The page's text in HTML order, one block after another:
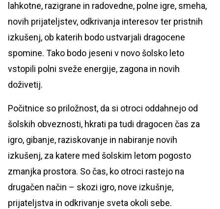
lahkotne, razigrane in radovedne, polne igre, smeha,
novih prijateljstev, odkrivanja interesov ter pristnih
izkušenj, ob katerih bodo ustvarjali dragocene
spomine. Tako bodo jeseni v novo šolsko leto
vstopili polni sveže energije, zagona in novih
doživetij.
Počitnice so priložnost, da si otroci oddahnejo od
šolskih obveznosti, hkrati pa tudi dragocen čas za
igro, gibanje, raziskovanje in nabiranje novih
izkušenj, za katere med šolskim letom pogosto
zmanjka prostora. So čas, ko otroci rastejo na
drugačen način – skozi igro, nove izkušnje,
prijateljstva in odkrivanje sveta okoli sebe.